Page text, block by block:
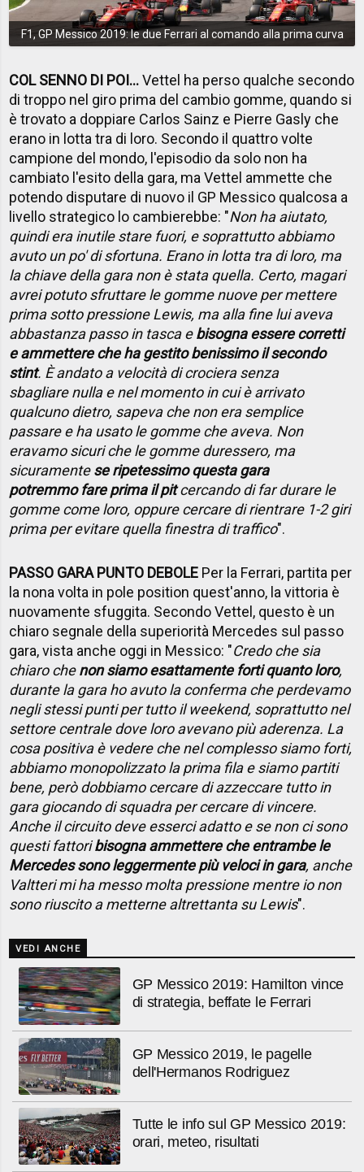
F1, GP Messico 2019: le due Ferrari al comando alla prima curva
COL SENNO DI POI...Vettel ha perso qualche secondo
di troppo nel giro prima del cambio gomme, quando si
è trovato a doppiare Carlos Sainz e Pierre Gasly che
erano in lotta tra di loro. Secondo il quattro volte
campione del mondo, l'episodio da solo non ha
cambiato l'esito della gara, ma Vettel ammette che
potendo disputare di nuovo il GP Messico qualcosa a
livello strategico lo cambierebbe: "Non ha aiutato,
quindi era inutile stare fuori, e soprattutto abbiamo
avuto un po' di sfortuna. Erano in lotta tra di loro, ma
la chiave della gara non è stata quella. Certo, magari
avrei potuto sfruttare le gomme nuove per mettere
prima sotto pressione Lewis, ma alla fine lui aveva
abbastanza passo in tasca ebisogna essere corretti
e ammettere che ha gestito benissimo il secondo
stint. È andato a velocità di crociera senza
sbagliare nulla e nel momento in cui è arrivato
qualcuno dietro, sapeva che non era semplice
passare e ha usato le gomme che aveva. Non
eravamo sicuri che le gomme duressero, ma
sicuramentese ripetessimo questa gara
potremmo fare prima il pitcercando di far durare le
gomme come loro, oppure cercare di rientrare 1-2 giri
prima per evitare quella finestra di traffico".
PASSO GARA PUNTO DEBOLE Per la Ferrari, partita per
la nona volta in pole position quest'anno, la vittoria è
nuovamente sfuggita. Secondo Vettel, questo è un
chiaro segnale della superiorità Mercedes sul passo
gara, vista anche oggi in Messico: "Credo che sia
chiaro chenon siamo esattamente forti quanto loro,
durante la gara ho avuto la conferma che perdevamo
negli stessi punti per tutto il weekend, soprattutto nel
settore centrale dove loro avevano più aderenza. La
cosa positiva è vedere che nel complesso siamo forti,
abbiamo monopolizzato la prima fila e siamo partiti
bene, però dobbiamo cercare di azzeccare tutto in
gara giocando di squadra per cercare di vincere.
Anche il circuito deve esserci adatto e se non ci sono
questi fattoribisogna ammettere che entrambe le
Mercedes sono leggermente più veloci in gara, anche
Valtteri mi ha messo molta pressione mentre io non
sono riuscito a metterne altrettanta su Lewis".
VEDI ANCHE
GP Messico 2019: Hamilton vince
di strategia, beffate le Ferrari
GP Messico 2019, le pagelle
dell'Hermanos Rodriguez
Tutte le info sul GP Messico 2019:
orari, meteo, risultati